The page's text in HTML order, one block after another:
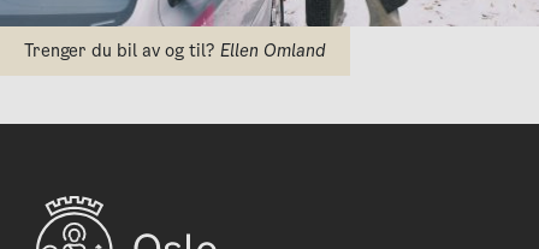
Trenger du bil av og til? Ellen Omland